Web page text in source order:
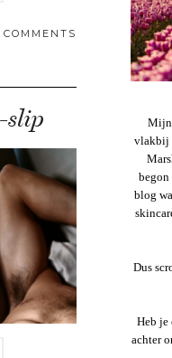
COMMENTS
slip
Mijn
vlakbij
begon
blog
Dus
Heb je
achter